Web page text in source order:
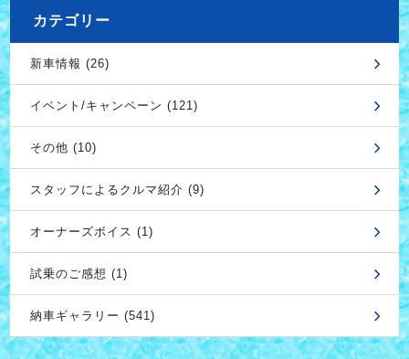
カテゴリー
新車情報 (26)
イベント/キャンペーン (121)
その他 (10)
スタッフによるクルマ紹介 (9)
オーナーズボイス (1)
試乗のご感想 (1)
納車ギャラリー (541)